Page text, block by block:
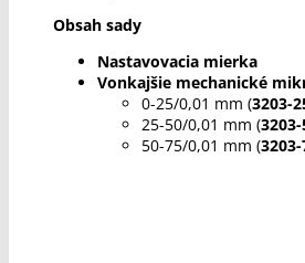
Obsah sady
Nastavovacia mierka
Vonkajšie mechanické
0-25/0,01 mm (3203-
25-50/0,01 mm (
50-75/0,01 mm (